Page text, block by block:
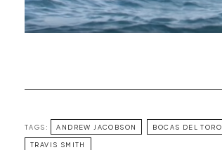
TAGS: ANDREW JACOBSON BOCAS DEL TORO
TRAVIS SMITH